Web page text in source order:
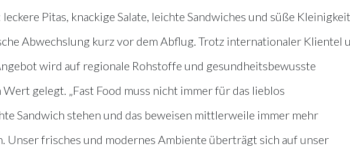
leckere Pitas, knackige Salate, leichte Sandwiches und süße
Abwechslung kurz vor dem Abflug. Trotz internationaler Klientel
wird auf regionale Rohstoffe und gesundheitsbewusste
gelegt. „Fast Food muss nicht immer für das lieblos
Sandwich stehen und das beweisen mittlerweile immer mehr
Unser frisches und modernes Ambiente überträgt sich auf unser